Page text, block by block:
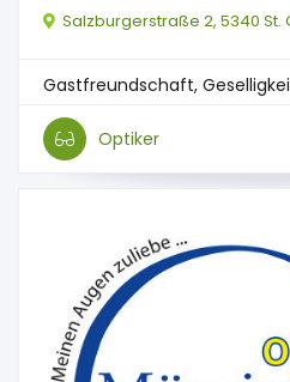
Salzburgerstraße 2, 5340 St.
Gastfreundschaft,
Optiker